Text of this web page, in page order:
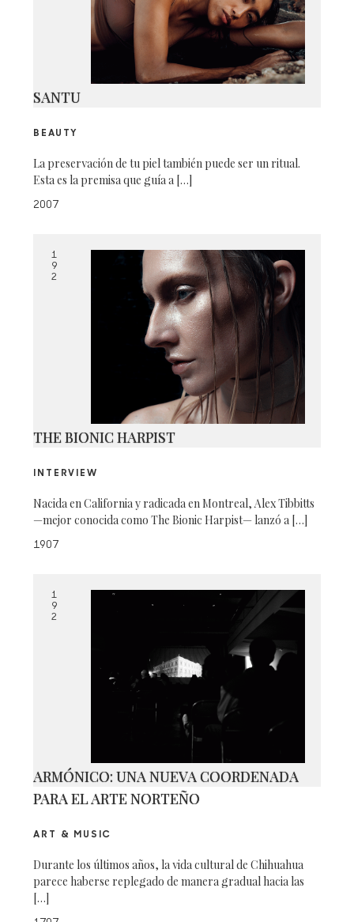
SANTU
BEAUTY
La preservación de tu piel también puede ser un ritual.
Esta es la premisa que guía a […]
2007
1
9
2
THE BIONIC HARPIST
INTERVIEW
Nacida en California y radicada en Montreal, Alex Tibbitts
—mejor conocida como The Bionic Harpist— lanzó a […]
1907
1
9
2
ARMÓNICO: UNA NUEVA COORDENADA
PARA EL ARTE NORTEÑO
ART & MUSIC
Durante los últimos años, la vida cultural de Chihuahua
parece haberse replegado de manera gradual hacia las
[…]